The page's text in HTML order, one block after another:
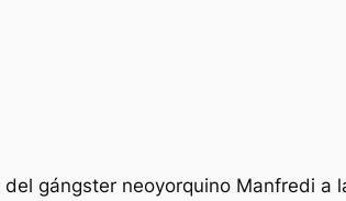
gángster neoyorquino Manfredi a